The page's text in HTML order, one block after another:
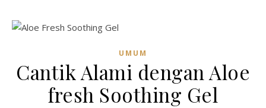
UMUM
Cantik Alami dengan Aloe
fresh Soothing Gel